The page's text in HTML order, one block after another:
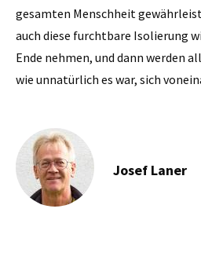
gesamten Menschheit
auch diese furchtbare Isolierung
Ende nehmen, und dann werden
wie unnatürlich es war, sich
Josef Laner